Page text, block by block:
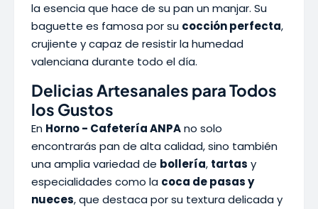
la esencia que hace de su pan un manjar. Su
baguette es famosa por su cocción perfecta,
crujiente y capaz de resistir la humedad
valenciana durante todo el día.
Delicias Artesanales para Todos
los Gustos
En Horno - Cafetería ANPAno solo
encontrarás pan de alta calidad, sino también
una amplia variedad de bollería, tartas y
especialidades como la coca de pasas y
nueces, que destaca por su textura delicada y